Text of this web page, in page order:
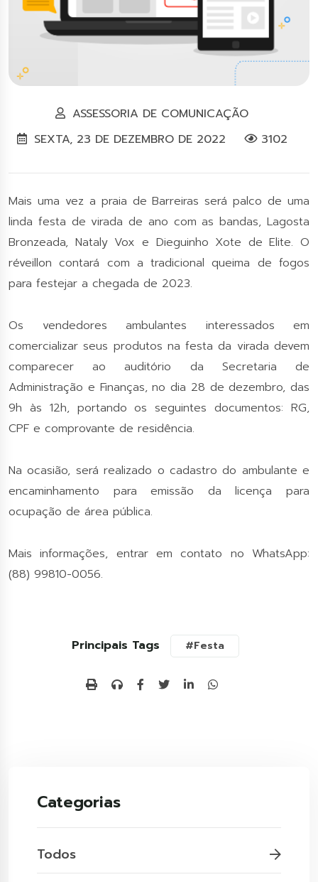
ASSESSORIA DE COMUNICAÇÃO
SEXTA, 23 DE DEZEMBRO DE 2022
3102
Mais uma vez a praia de Barreiras será palco de uma
linda festa de virada de ano com as bandas, Lagosta
Bronzeada, Nataly Vox e Dieguinho Xote de Elite. O
réveillon contará com a tradicional queima de fogos
para festejar a chegada de 2023.
Os vendedores ambulantes interessados em
comercializar seus produtos na festa da virada devem
comparecer ao auditório da Secretaria de
Administração e Finanças, no dia 28 de dezembro, das
9h às 12h, portando os seguintes documentos: RG,
CPF e comprovante de residência.
Na ocasião, será realizado o cadastro do ambulante e
encaminhamento para emissão da licença para
ocupação de área pública.
Mais informações, entrar em contato no WhatsApp:
(88) 99810-0056.
Principais Tags #Festa
Categorias
Todos